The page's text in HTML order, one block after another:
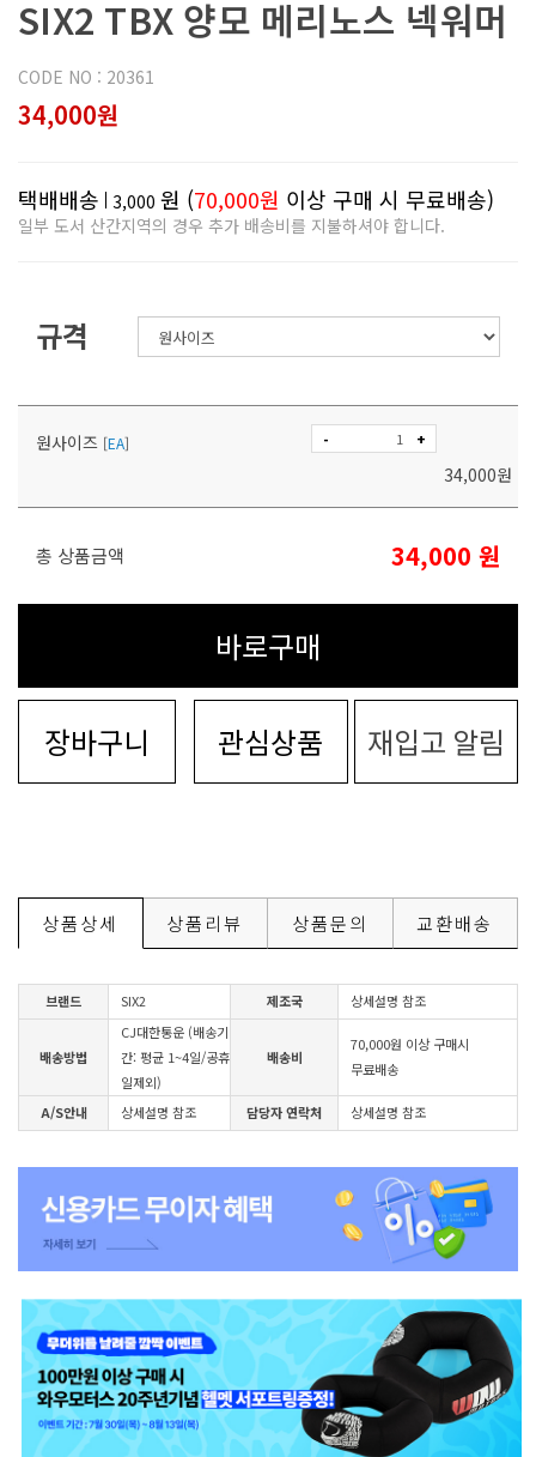
SIX2 TBX 양모 메리노스 넥워머
CODE NO : 20361
34,000원
택배배송 3,000 원 (70,000원 이상 구매 시 무료배송)
일부 도서 산간지역의 경우 추가 배송비를 지불하셔야 합니다.
규격
원사이즈 [EA] - +
34,000원
총 상품금액 34,000 원
바로구매
장바구니 관심상품 재입고 알림
상품상세 상품리뷰 상품문의 교환배송
브랜드 SIX2 제조국 상세설명 참조
배송방법
CJ대한통운 (배송기
간: 평균 1~4일/공휴
일제외)
배송비
70,000원 이상 구매시
무료배송
A/S안내 상세설명 참조 담당자 연락처 상세설명 참조